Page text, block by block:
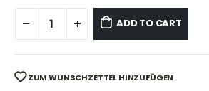
ADD TO CART
ZUM WUNSCHZETTEL HINZUFÜGEN